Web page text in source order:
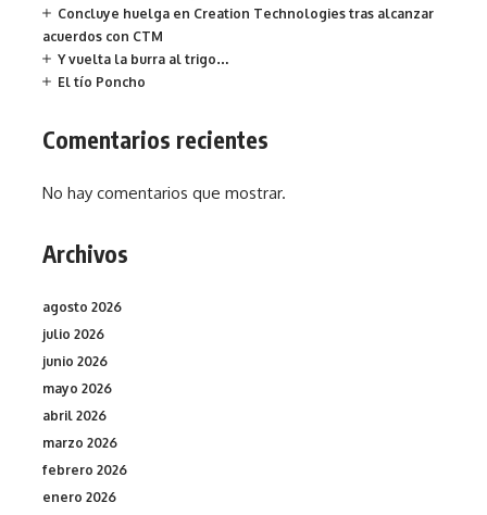
Concluye huelga en Creation Technologies tras alcanzar
acuerdos con CTM
Y vuelta la burra al trigo…
El tío Poncho
Comentarios recientes
No hay comentarios que mostrar.
Archivos
agosto 2026
julio 2026
junio 2026
mayo 2026
abril 2026
marzo 2026
febrero 2026
enero 2026